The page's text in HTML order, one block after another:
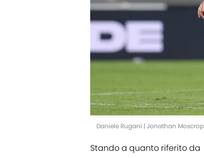
Daniele Rugani | Jonathan
Stando a quanto riferito da